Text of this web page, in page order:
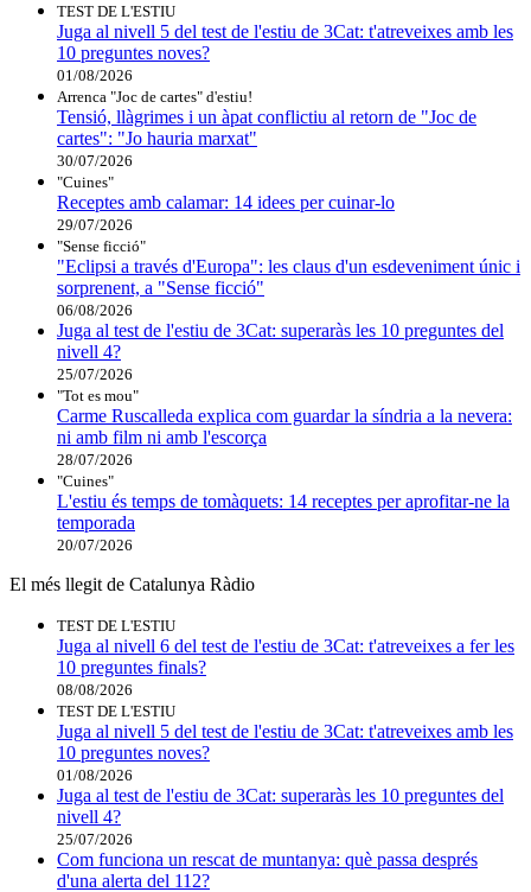
TEST DE L'ESTIU
Juga al nivell 5 del test de l'estiu de 3Cat: t'atreveixes amb les
10 preguntes noves?
01/08/2026
Arrenca "Joc de cartes" d'estiu!
Tensió, llàgrimes i un àpat conflictiu al retorn de "Joc de
cartes": "Jo hauria marxat"
30/07/2026
"Cuines"
Receptes amb calamar: 14 idees per cuinar-lo
29/07/2026
"Sense ficció"
"Eclipsi a través d'Europa": les claus d'un esdeveniment únic i
sorprenent, a "Sense ficció"
06/08/2026
Juga al test de l'estiu de 3Cat: superaràs les 10 preguntes del
nivell 4?
25/07/2026
"Tot es mou"
Carme Ruscalleda explica com guardar la síndria a la nevera:
ni amb film ni amb l'escorça
28/07/2026
"Cuines"
L'estiu és temps de tomàquets: 14 receptes per aprofitar-ne la
temporada
20/07/2026
El més llegit de Catalunya Ràdio
TEST DE L'ESTIU
Juga al nivell 6 del test de l'estiu de 3Cat: t'atreveixes a fer les
10 preguntes finals?
08/08/2026
TEST DE L'ESTIU
Juga al nivell 5 del test de l'estiu de 3Cat: t'atreveixes amb les
10 preguntes noves?
01/08/2026
Juga al test de l'estiu de 3Cat: superaràs les 10 preguntes del
nivell 4?
25/07/2026
Com funciona un rescat de muntanya: què passa després
d'una alerta del 112?